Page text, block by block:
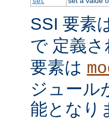
SSI 要素
で 定義
要素は
ジュール
能となり